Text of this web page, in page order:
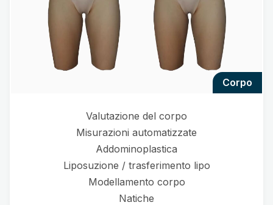
corpo
Valutazione del corpo
Misurazioni automatizzate
Addominoplastica
Liposuzione / trasferimento lipo
Modellamento corpo
Natiche